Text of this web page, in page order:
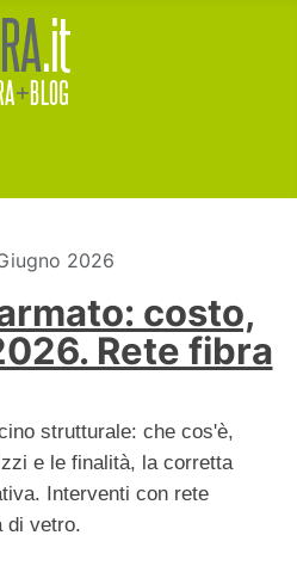
2026
costo,
Rete fibra
strutturale: che cos'è,
e le finalità, la corretta
Interventi con rete
di vetro.